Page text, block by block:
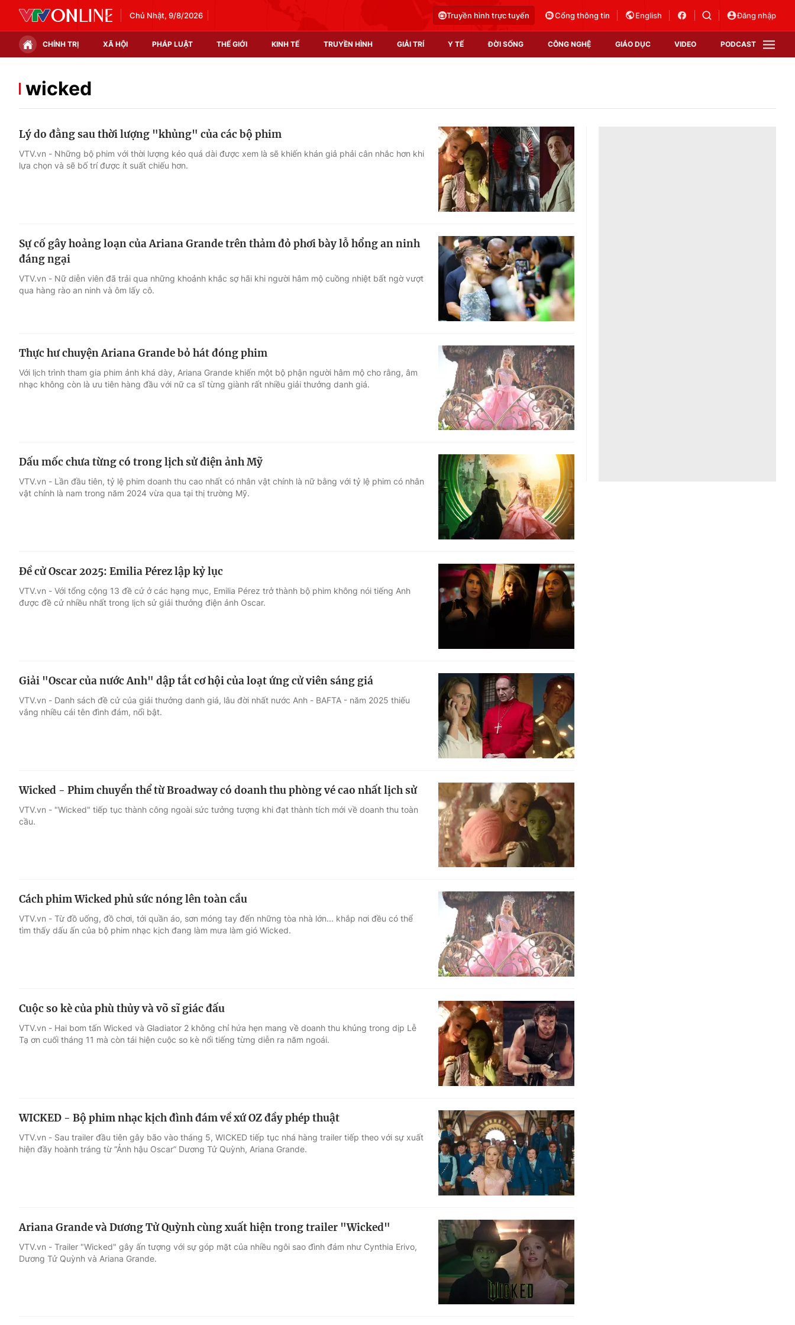
Chủ Nhật, 9/8/2026 Truyền hình trực tuyến Cổng thông tin English Đăng nhập
CHÍNH TRỊ XÃ HỘI PHÁP LUẬT THẾ GIỚI KINH TẾ TRUYỀN HÌNH GIẢI TRÍ Y TẾ ĐỜI SỐNG CÔNG NGHỆ GIÁO DỤC VIDEO PODCAST
Chính trị
Thế giới đó đây
Thị trường
Giải sao mai
Video
Shorts video
Podcast
EMagazine
Photo
Infographic
Góc ảnh
Điện ảnh
Âm nhạc
Sao
Du lịch
Làm đẹp
Chất lượng cuộc sống
Học trực tuyến
Công nghệ
Hitech Công nghệ tương lai
Sản phẩm
Thị trường
Tư vấn
VTV Sức khoẻ
wicked
Lý do đằng sau thời lượng "khủng" của các bộ phim
VTV.vn - Những bộ phim với thời lượng kéo quá dài được xem là sẽ khiến khán giả phải cân nhắc hơn khi
lựa chọn và sẽ bố trí được ít suất chiếu hơn.
Sự cố gây hoảng loạn của Ariana Grande trên thảm đỏ phơi bày lỗ hổng an ninh
đáng ngại
VTV.vn - Nữ diễn viên đã trải qua những khoảnh khắc sợ hãi khi người hâm mộ cuồng nhiệt bất ngờ vượt
qua hàng rào an ninh và ôm lấy cô.
Thực hư chuyện Ariana Grande bỏ hát đóng phim
Với lịch trình tham gia phim ảnh khá dày, Ariana Grande khiến một bộ phận người hâm mộ cho rằng, âm
nhạc không còn là ưu tiên hàng đầu với nữ ca sĩ từng giành rất nhiều giải thưởng danh giá.
Dấu mốc chưa từng có trong lịch sử điện ảnh Mỹ
VTV.vn - Lần đầu tiên, tỷ lệ phim doanh thu cao nhất có nhân vật chính là nữ bằng với tỷ lệ phim có nhân
vật chính là nam trong năm 2024 vừa qua tại thị trường Mỹ.
Đề cử Oscar 2025: Emilia Pérez lập kỷ lục
VTV.vn - Với tổng cộng 13 đề cử ở các hạng mục, Emilia Pérez trở thành bộ phim không nói tiếng Anh
được đề cử nhiều nhất trong lịch sử giải thưởng điện ảnh Oscar.
Giải "Oscar của nước Anh" dập tắt cơ hội của loạt ứng cử viên sáng giá
VTV.vn - Danh sách đề cử của giải thưởng danh giá, lâu đời nhất nước Anh - BAFTA - năm 2025 thiếu
vắng nhiều cái tên đình đám, nổi bật.
Wicked - Phim chuyển thể từ Broadway có doanh thu phòng vé cao nhất lịch sử
VTV.vn - "Wicked" tiếp tục thành công ngoài sức tưởng tượng khi đạt thành tích mới về doanh thu toàn
cầu.
Cách phim Wicked phủ sức nóng lên toàn cầu
VTV.vn - Từ đồ uống, đồ chơi, tới quần áo, sơn móng tay đến những tòa nhà lớn... khắp nơi đều có thể
tìm thấy dấu ấn của bộ phim nhạc kịch đang làm mưa làm gió Wicked.
Cuộc so kè của phù thủy và võ sĩ giác đấu
VTV.vn - Hai bom tấn Wicked và Gladiator 2 không chỉ hứa hẹn mang về doanh thu khủng trong dịp Lễ
Tạ ơn cuối tháng 11 mà còn tái hiện cuộc so kè nổi tiếng từng diễn ra năm ngoái.
WICKED - Bộ phim nhạc kịch đình đám về xứ OZ đầy phép thuật
VTV.vn - Sau trailer đầu tiên gây bão vào tháng 5, WICKED tiếp tục nhá hàng trailer tiếp theo với sự xuất
hiện đầy hoành tráng từ “Ảnh hậu Oscar” Dương Tử Quỳnh, Ariana Grande.
Ariana Grande và Dương Tử Quỳnh cùng xuất hiện trong trailer "Wicked"
VTV.vn - Trailer "Wicked" gây ấn tượng với sự góp mặt của nhiều ngôi sao đình đám như Cynthia Erivo,
Dương Tử Quỳnh và Ariana Grande.